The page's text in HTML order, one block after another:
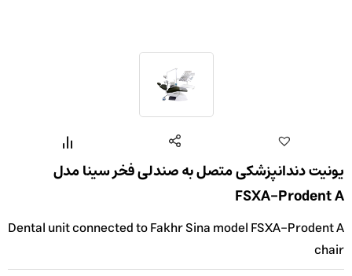
یونیت دندانپزشکی متصل به صندلی فخر سینا مدل
FSXA-Prodent A
Dental unit connected to Fakhr Sina model FSXA-Prodent A
chair